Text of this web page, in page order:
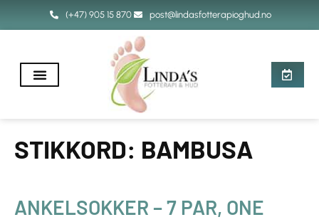
(+47) 905 15 870 post@lindasfotterapioghud.no
STIKKORD: BAMBUSA
ANKELSOKKER – 7 PAR, ONE